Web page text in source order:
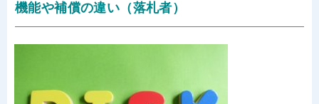
機能や補償の違い（落札者）